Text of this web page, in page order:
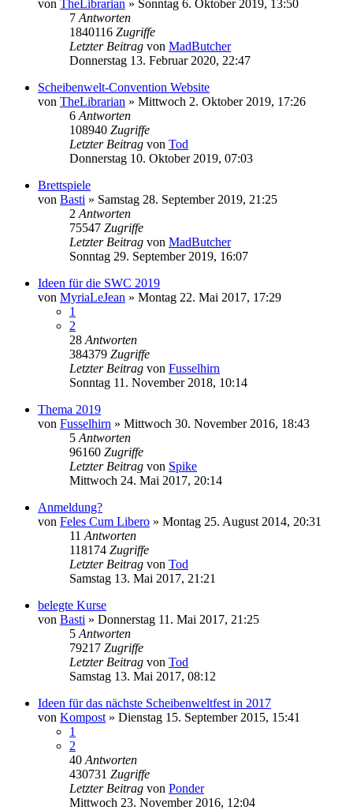
von TheLibrarian » Sonntag 6. Oktober 2019, 13:50
7 Antworten
1840116 Zugriffe
Letzter Beitrag von MadButcher
Donnerstag 13. Februar 2020, 22:47
Scheibenwelt-Convention Website
von TheLibrarian » Mittwoch 2. Oktober 2019, 17:26
6 Antworten
108940 Zugriffe
Letzter Beitrag von Tod
Donnerstag 10. Oktober 2019, 07:03
Brettspiele
von Basti » Samstag 28. September 2019, 21:25
2 Antworten
75547 Zugriffe
Letzter Beitrag von MadButcher
Sonntag 29. September 2019, 16:07
Ideen für die SWC 2019
von MyriaLeJean » Montag 22. Mai 2017, 17:29
1
2
28 Antworten
384379 Zugriffe
Letzter Beitrag von Fusselhirn
Sonntag 11. November 2018, 10:14
Thema 2019
von Fusselhirn » Mittwoch 30. November 2016, 18:43
5 Antworten
96160 Zugriffe
Letzter Beitrag von Spike
Mittwoch 24. Mai 2017, 20:14
Anmeldung?
von Feles Cum Libero » Montag 25. August 2014, 20:31
11 Antworten
118174 Zugriffe
Letzter Beitrag von Tod
Samstag 13. Mai 2017, 21:21
belegte Kurse
von Basti » Donnerstag 11. Mai 2017, 21:25
5 Antworten
79217 Zugriffe
Letzter Beitrag von Tod
Samstag 13. Mai 2017, 08:12
Ideen für das nächste Scheibenweltfest in 2017
von Kompost » Dienstag 15. September 2015, 15:41
1
2
40 Antworten
430731 Zugriffe
Letzter Beitrag von Ponder
Mittwoch 23. November 2016, 12:04